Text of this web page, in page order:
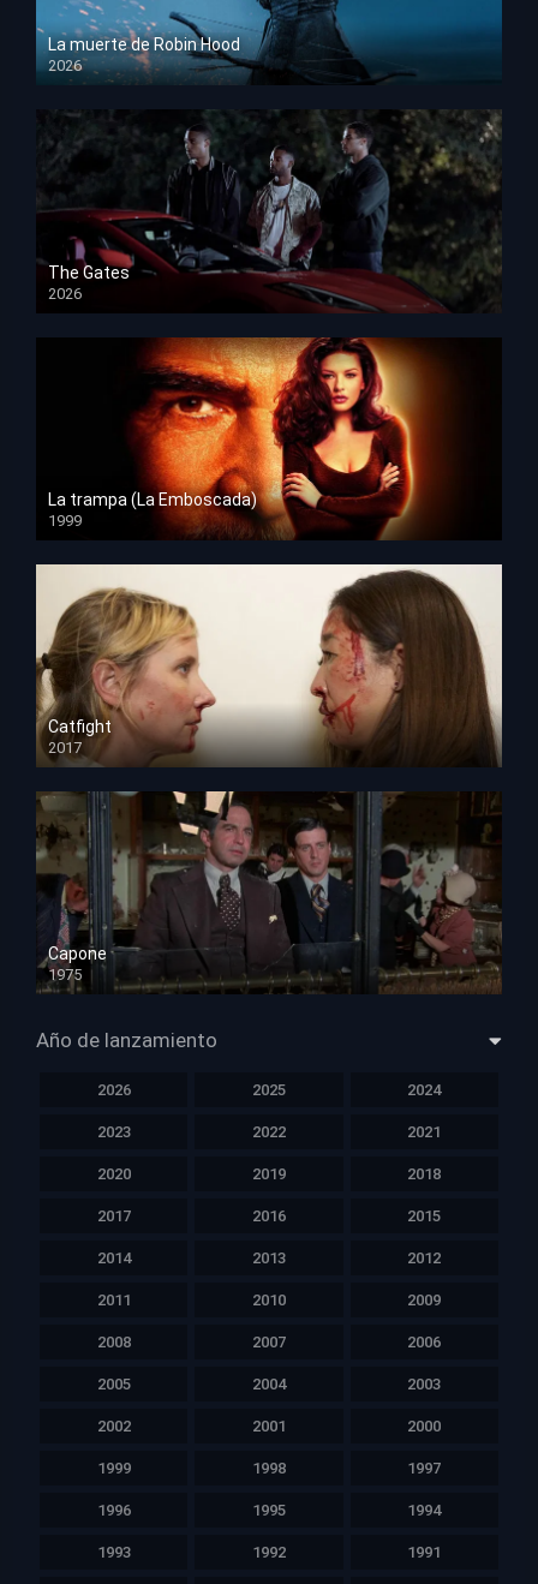
La muerte de Robin Hood
2026
HD 1080p
The Gates
2026
HD 1080p
La trampa (La Emboscada)
1999
HD 1080p
Catfight
2017
HD 720p
Capone
1975
HD 1080p
Año de lanzamiento
2026 2025 2024
2023 2022 2021
2020 2019 2018
2017 2016 2015
2014 2013 2012
2011 2010 2009
2008 2007 2006
2005 2004 2003
2002 2001 2000
1999 1998 1997
1996 1995 1994
1993 1992 1991